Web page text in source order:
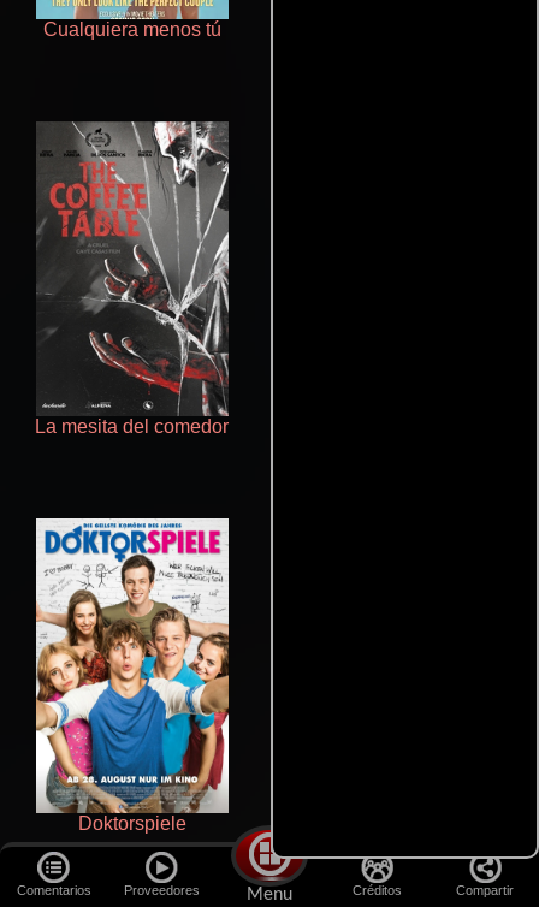
Comentarios Proveedores Menu Créditos Compartir
Cualquiera menos tú
La mesita del comedor
Doktorspiele